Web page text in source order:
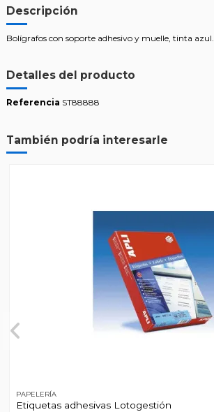
Descripción
Bolígrafos con soporte adhesivo y muelle, tinta azul.
Detalles del producto
Referencia ST88888
También podría interesarle
PAPELERÍA
Etiquetas adhesivas Lotogestión